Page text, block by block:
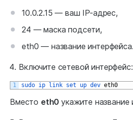
10.0.2.15 — ваш IP-адрес,
24 — маска подсети,
eth0 — название интерфейса.
Включите сетевой интерфейс:
1 sudo ip link set up dev eth0
Вместо eth0укажите название